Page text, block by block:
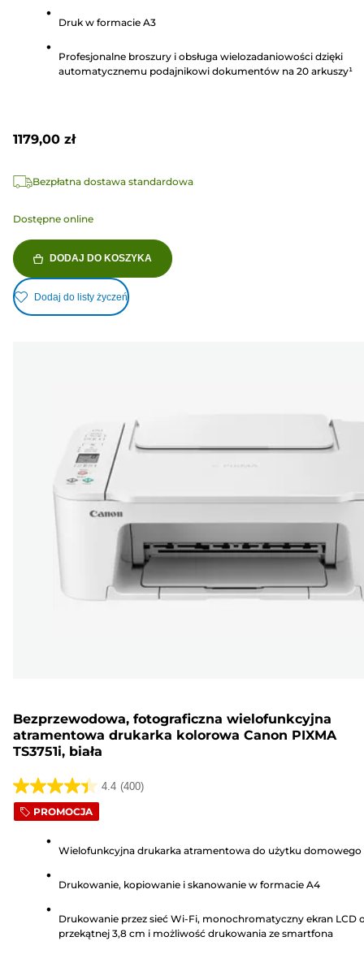
gwiazdek.
Recenzji
Druk w formacie A3
Profesjonalne broszury i obsługa wielozadaniowości dzięki
automatycznemu podajnikowi dokumentów na 20 arkuszy¹
1179,00 zł
Bezpłatna dostawa standardowa
Dostępne online
DODAJ DO KOSZYKA
Dodaj do listy życzeń
Bezprzewodowa, fotograficzna wielofunkcyjna
atramentowa drukarka kolorowa Canon PIXMA
TS3751i, biała
4.4 (400)
4.4
na
gwiazdek.
Recenzji
PROMOCJA
Wielofunkcyjna drukarka atramentowa do użytku domowego
Drukowanie, kopiowanie i skanowanie w formacie A4
Drukowanie przez sieć Wi-Fi, monochromatyczny ekran LCD
przekątnej 3,8 cm i możliwość drukowania ze smartfona